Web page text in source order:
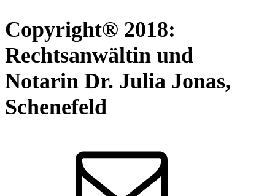
Copyright® 2018:
Rechtsanwältin und
Notarin Dr. Julia Jonas,
Schenefeld